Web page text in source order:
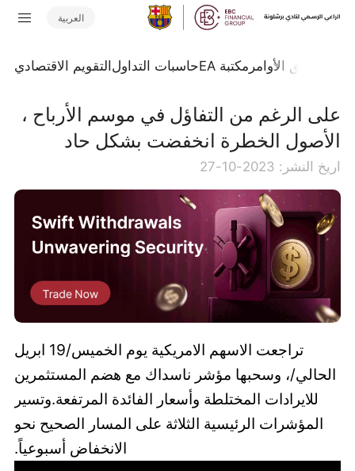
العربية
تدفق الأوامر مكتبة EA حاسبات التداولالتقويم الاقتصادي
على الرغم من التفاؤل في موسم الأرباح ،
الأصول الخطرة انخفضت بشكل حاد
اريخ النشر: 2023-10-27
تراجعت الاسهم الامريكية يوم الخميس/19 ابريل
الحالي/، وسحبها مؤشر ناسداك مع هضم المستثمرين
للايرادات المختلطة وأسعار الفائدة المرتفعة.وتسير
المؤشرات الرئيسية الثلاثة على المسار الصحيح نحو
الانخفاض أسبوعياً.